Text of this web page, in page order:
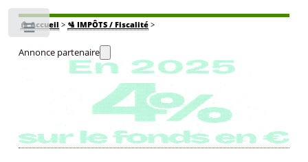
🏠Accueil > 🛂 IMPÔTS / Fiscalité>
Annonce partenaire
Toggle